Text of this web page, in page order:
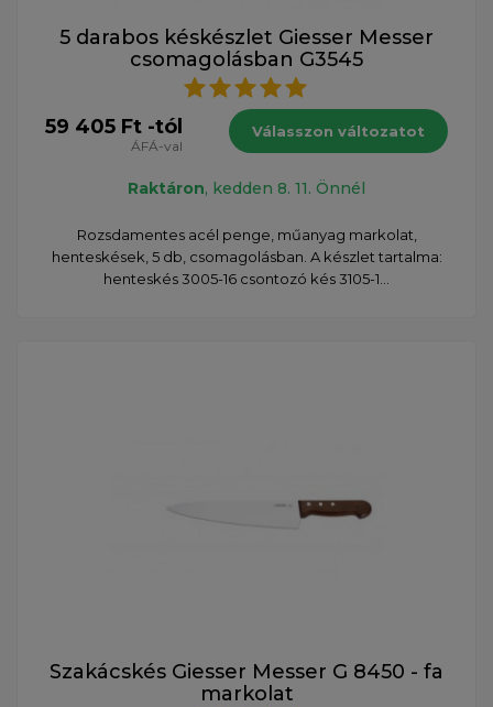
5 darabos késkészlet Giesser Messer
csomagolásban G3545
59 405 Ft -tól
ÁFÁ-val
Válasszon változatot
Raktáron, kedden 8. 11. Önnél
Rozsdamentes acél penge, műanyag markolat,
henteskések, 5 db, csomagolásban. A készlet tartalma:
henteskés 3005-16 csontozó kés 3105-1...
Szakácskés Giesser Messer G 8450 - fa
markolat